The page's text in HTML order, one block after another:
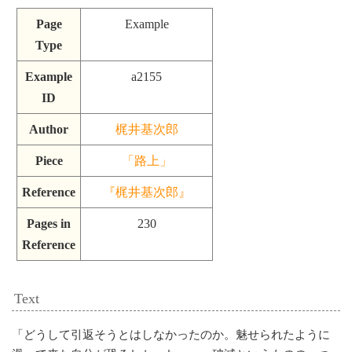
Page
Type
Example
Example
ID
a2155
Author 梶井基次郎
Piece 「路上」
Reference 『梶井基次郎』
Pages in
Reference
230
Text
「 どうして引返そうとはしなかったのか。魅せられたように